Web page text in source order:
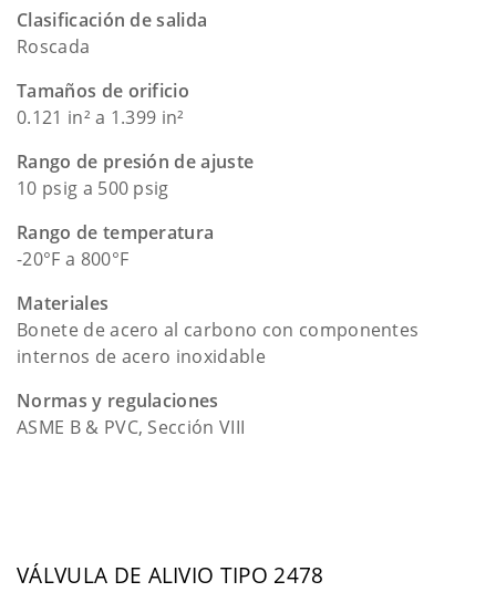
Clasificación de salida
Roscada
Tamaños de orificio
0.121 in² a 1.399 in²
Rango de presión de ajuste
10 psig a 500 psig
Rango de temperatura
-20°F a 800°F
Materiales
Bonete de acero al carbono con componentes
internos de acero inoxidable
Normas y regulaciones
ASME B & PVC, Sección VIII
VÁLVULA DE ALIVIO TIPO 2478